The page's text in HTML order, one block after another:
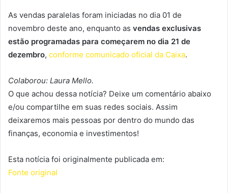
As vendas paralelas foram iniciadas no dia 01 de
novembro deste ano, enquanto as vendas exclusivas
estão programadas para começarem no dia 21 de
dezembro, conforme comunicado oficial da Caixa.
Colaborou: Laura Mello.
O que achou dessa notícia? Deixe um comentário abaixo
e/ou compartilhe em suas redes sociais. Assim
deixaremos mais pessoas por dentro do mundo das
finanças, economia e investimentos!
Esta notícia foi originalmente publicada em:
Fonte original